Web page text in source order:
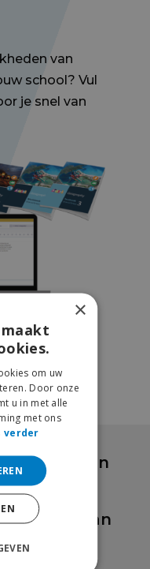
van
school? Vul
je snel van
zien van
. Vul je
je snel van
×
om uw
Door onze
u in met alle
met ons
verder